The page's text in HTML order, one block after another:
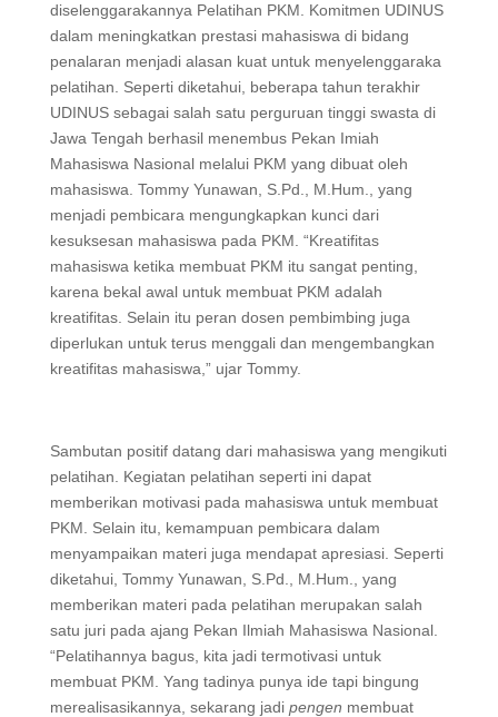
diselenggarakannya Pelatihan PKM. Komitmen UDINUS
dalam meningkatkan prestasi mahasiswa di bidang
penalaran menjadi alasan kuat untuk menyelenggaraka
pelatihan. Seperti diketahui, beberapa tahun terakhir
UDINUS sebagai salah satu perguruan tinggi swasta di
Jawa Tengah berhasil menembus Pekan Imiah
Mahasiswa Nasional melalui PKM yang dibuat oleh
mahasiswa. Tommy Yunawan, S.Pd., M.Hum., yang
menjadi pembicara mengungkapkan kunci dari
kesuksesan mahasiswa pada PKM. “Kreatifitas
mahasiswa ketika membuat PKM itu sangat penting,
karena bekal awal untuk membuat PKM adalah
kreatifitas. Selain itu peran dosen pembimbing juga
diperlukan untuk terus menggali dan mengembangkan
kreatifitas mahasiswa,” ujar Tommy.
Sambutan positif datang dari mahasiswa yang mengikuti
pelatihan. Kegiatan pelatihan seperti ini dapat
memberikan motivasi pada mahasiswa untuk membuat
PKM. Selain itu, kemampuan pembicara dalam
menyampaikan materi juga mendapat apresiasi. Seperti
diketahui, Tommy Yunawan, S.Pd., M.Hum., yang
memberikan materi pada pelatihan merupakan salah
satu juri pada ajang Pekan Ilmiah Mahasiswa Nasional.
“Pelatihannya bagus, kita jadi termotivasi untuk
membuat PKM. Yang tadinya punya ide tapi bingung
merealisasikannya, sekarang jadi pengen membuat